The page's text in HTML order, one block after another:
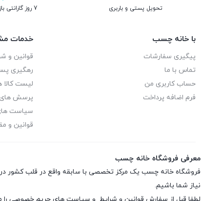
تحویل پستی و باربری 7 روز گارانتی بازگشت وجه
با خانه چسب
پیگیری سفارشات
تماس با ما
حساب کاربری من
فرم اضافه پرداخت
خدمات
قوانین و
رهگیری
لیست کالا
پرسش های
سیاست
قوانین و
معرفی فروشگاه خانه چسب
فروشگاه خانه چسب یک مرکز تخصصی با سابقه واقع در قلب کشور
نیاز شما باشیم.